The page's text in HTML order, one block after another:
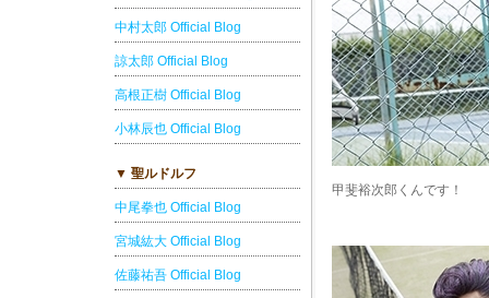
中村太郎 Official Blog
諒太郎 Official Blog
高根正樹 Official Blog
小林辰也 Official Blog
▼ 聖ルドルフ
中尾拳也 Official Blog
宮城紘大 Official Blog
佐藤祐吾 Official Blog
甲斐裕次郎くんです！